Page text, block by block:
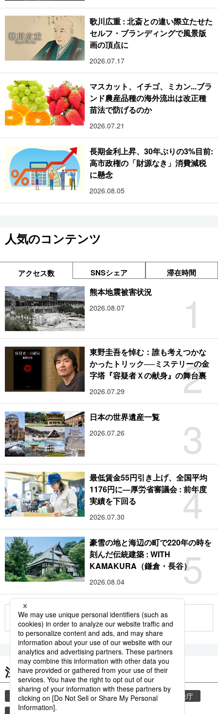
歌川広重 : 北斎との違い際立たせた
セルフ・ブランディングで風景版
画の頂点に
2026.07.17
マスカット、イチゴ、ミカン...ブラ
ンド農産品種の海外流出は改正種
苗法で防げるのか
2026.07.21
長期金利上昇、30年ぶりの3%目前:
高市政権の「財源なき」消費減税
に懸念
2026.08.05
人気のコンテンツ
アクセス数 SNSシェア 滞在時間
1
熊本地震被害状況
2026.08.07
2
東野圭吾を悼む：誰も考えつかな
かったトリック──ミステリーの金
字塔『容疑者Ｘの献身』の舞台裏
2026.07.29
3
日本の世界遺産一覧
2026.07.26
4
最低賃金55円引き上げ、全国平均
1176円に―厚労省審議会 : 前年度
実績を下回る
2026.07.30
5
豪雪の地と海辺の町で220年の時を
刻んだ伝統建築 : WITH
KAMAKURA（鎌倉・長谷）
2026.08.04
もっと見る
注目のキーワード
共同通信ニュース 気象・災害 災害
気象庁